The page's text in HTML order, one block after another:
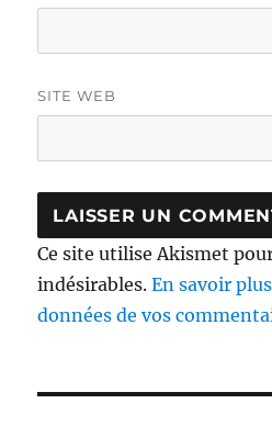
SITE WEB
Ce site utilise Akismet
indésirables.En savoir
données de vos